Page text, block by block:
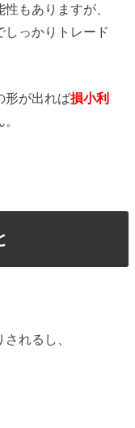
もありますが、
しっかりトレード
形が出れば損小利
れるし、